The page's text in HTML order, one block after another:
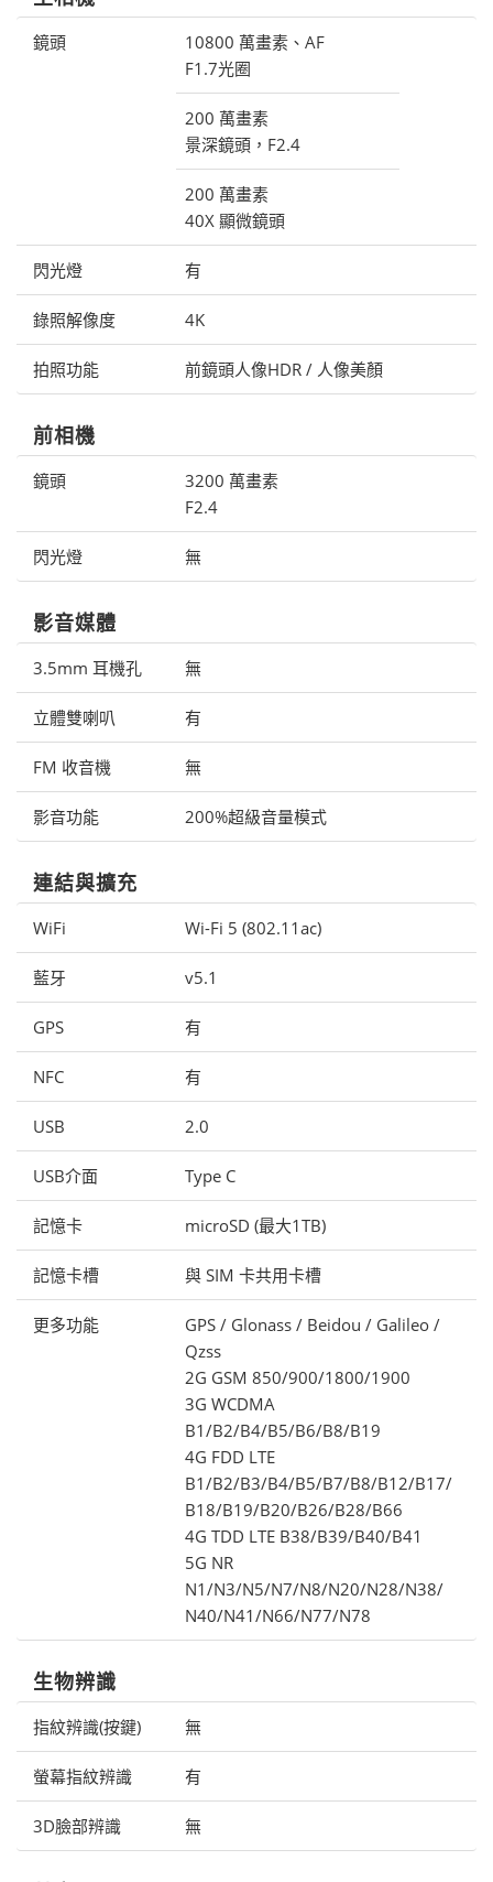
鏡頭
10800 萬畫素、AF
F1.7光圈
200 萬畫素
景深鏡頭，F2.4
200 萬畫素
40X 顯微鏡頭
閃光燈 有
錄照解像度 4K
拍照功能 前鏡頭人像HDR / 人像美顏
前相機
鏡頭
3200 萬畫素
F2.4
閃光燈 無
影音媒體
3.5mm 耳機孔 無
立體雙喇叭 有
FM 收音機 無
影音功能 200%超級音量模式
連結與擴充
WiFi Wi-Fi 5 (802.11ac)
藍牙 v5.1
GPS 有
NFC 有
USB 2.0
USB介面 Type C
記憶卡 microSD (最大1TB)
記憶卡槽 與 SIM 卡共用卡槽
更多功能
GPS / Glonass / Beidou / Galileo /
Qzss
2G GSM 850/900/1800/1900
3G WCDMA
B1/B2/B4/B5/B6/B8/B19
4G FDD LTE
B1/B2/B3/B4/B5/B7/B8/B12/B17/
B18/B19/B20/B26/B28/B66
4G TDD LTE B38/B39/B40/B41
5G NR
N1/N3/N5/N7/N8/N20/N28/N38/
N40/N41/N66/N77/N78
生物辨識
指紋辨識(按鍵) 無
螢幕指紋辨識 有
3D臉部辨識 無